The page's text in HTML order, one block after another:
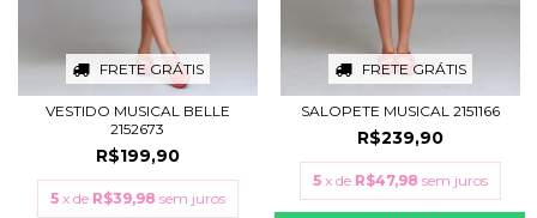
FRETE GRÁTIS
VESTIDO MUSICAL BELLE
2152673
R$199,90
5 x de R$39,98 sem juros
FRETE GRÁTIS
SALOPETE MUSICAL 2151166
R$239,90
5 x de R$47,98 sem juros